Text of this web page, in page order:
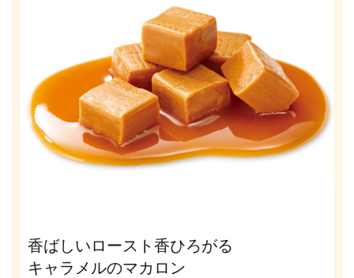
香ばしいロースト香ひろがる
キャラメルのマカロン